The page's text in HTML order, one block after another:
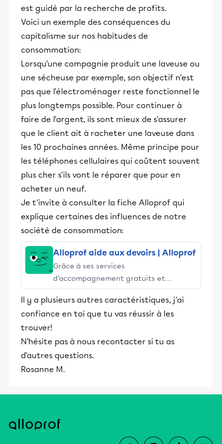
est guidé par la recherche de profits.
Voici un exemple des conséquences du
capitalisme sur nos habitudes de
consommation:
Lorsqu'une compagnie produit une laveuse ou
une sécheuse par exemple, son objectif n'est
pas que l'électroménager reste fonctionnel le
plus longtemps possible. Pour continuer à
faire de l'argent, ils sont mieux de s'assurer
que le client ait à racheter une laveuse dans
les 10 prochaines années. Même principe pour
les téléphones cellulaires qui coûtent souvent
plus cher s'ils vont le réparer que pour en
acheter un neuf.
Je t'invite à consulter la fiche Alloprof qui
explique certaines des influences de notre
société de consommation:
Alloprof aide aux devoirs | Alloprof
Grâce à ses services
d’accompagnement gratuits et
stimulants, Alloprof engage les élèves
et leurs parents dans la réussite
éducative.
Il y a plusieurs autres caractéristiques, j'ai
confiance en toi que tu vas réussir à les
trouver!
N'hésite pas à nous recontacter si tu as
d'autres questions.
Rosanne M.